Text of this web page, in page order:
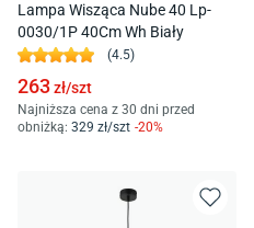
Lampa Wisząca Nube 40 Lp-
0030/1P 40Cm Wh Biały
(4.5)
263zł/szt
Najniższa cena z 30 dni przed
obniżką: 329 zł/szt -20%